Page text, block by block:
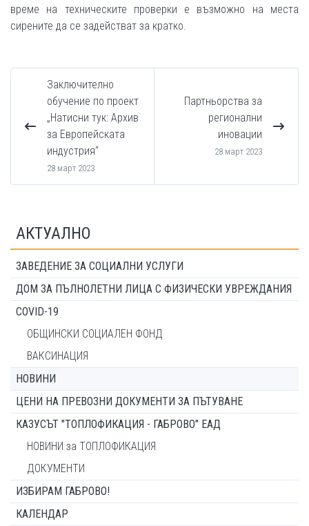
време на техническите проверки е възможно на места
сирените да се задействат за кратко.
Заключително
обучение по проект
„Натисни тук: Архив
за Европейската
индустрия“
28 март 2023
Партньорства за
регионални
иновации
28 март 2023
АКТУАЛНО
ЗАВЕДЕНИЕ ЗА СОЦИАЛНИ УСЛУГИ
ДОМ ЗА ПЪЛНОЛЕТНИ ЛИЦА С ФИЗИЧЕСКИ УВРЕЖДАНИЯ
COVID-19
ОБЩИНСКИ СОЦИАЛЕН ФОНД
ВАКСИНАЦИЯ
НОВИНИ
ЦЕНИ НА ПРЕВОЗНИ ДОКУМЕНТИ ЗА ПЪТУВАНЕ
КАЗУСЪТ "ТОПЛОФИКАЦИЯ - ГАБРОВО" ЕАД
НОВИНИ за ТОПЛОФИКАЦИЯ
ДОКУМЕНТИ
ИЗБИРАМ ГАБРОВО!
КАЛЕНДАР